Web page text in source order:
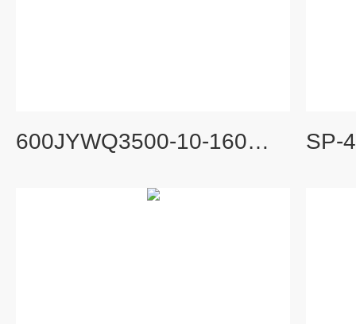
600JYWQ3500-10-160搅匀潜水排污泵